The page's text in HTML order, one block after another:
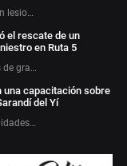
lesio…
el rescate de un
en Ruta 5
de gra…
una capacitación sobre
del Yí